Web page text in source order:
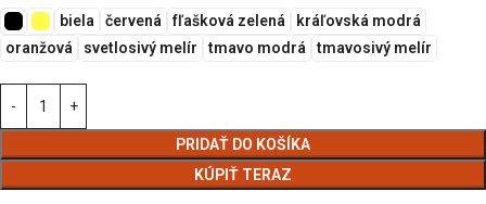
biela červená fľašková zelená
kráľovská modrá
oranžová
svetlosivý melír tmavo modrá tmavosivý melír
PRIDAŤ DO KOŠÍKA
KÚPIŤ TERAZ